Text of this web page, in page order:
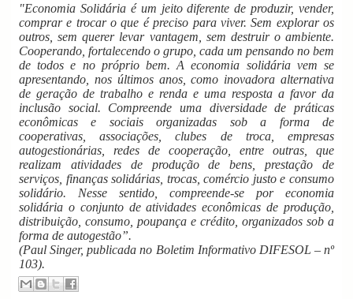
"Economia Solidária é um jeito diferente de produzir, vender,
comprar e trocar o que é preciso para viver. Sem explorar os
outros, sem querer levar vantagem, sem destruir o ambiente.
Cooperando, fortalecendo o grupo, cada um pensando no bem
de todos e no próprio bem. A economia solidária vem se
apresentando, nos últimos anos, como inovadora alternativa
de geração de trabalho e renda e uma resposta a favor da
inclusão social. Compreende uma diversidade de práticas
econômicas e sociais organizadas sob a forma de
cooperativas, associações, clubes de troca, empresas
autogestionárias, redes de cooperação, entre outras, que
realizam atividades de produção de bens, prestação de
serviços, finanças solidárias, trocas, comércio justo e consumo
solidário. Nesse sentido, compreende-se por economia
solidária o conjunto de atividades econômicas de produção,
distribuição, consumo, poupança e crédito, organizados sob a
forma de autogestão”.
(Paul Singer, publicada no Boletim Informativo DIFESOL – nº
103).